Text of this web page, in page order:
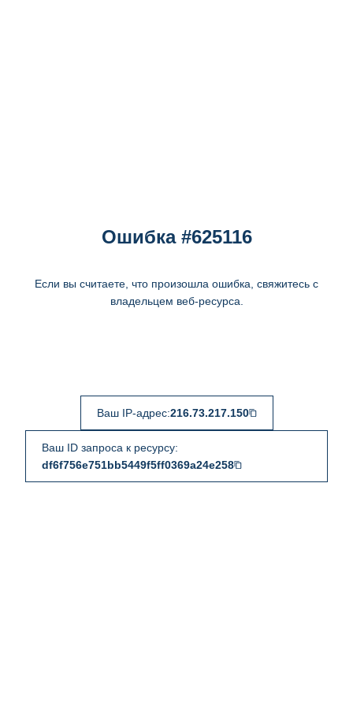
Ошибка #625116
Если вы считаете, что произошла ошибка, свяжитесь с
владельцем веб-ресурса.
Ваш IP-адрес:216.73.217.150
Ваш ID запроса к ресурсу:
df6f756e751bb5449f5ff0369a24e258